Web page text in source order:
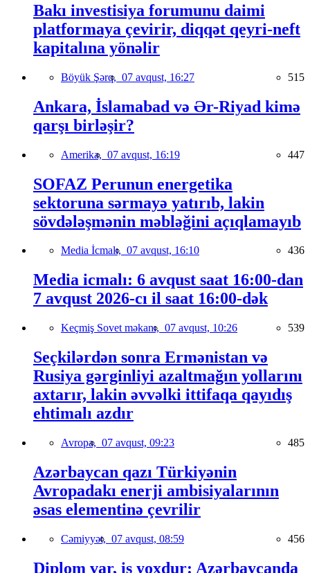
Bakı investisiya forumunu daimi
platformaya çevirir, diqqət qeyri-neft
kapitalına yönəlir
Böyük Şərq, 07 avqust, 16:27 515
Ankara, İslamabad və Ər-Riyad kimə
qarşı birləşir?
Amerika, 07 avqust, 16:19 447
SOFAZ Perunun energetika
sektoruna sərmayə yatırıb, lakin
sövdələşmənin məbləğini açıqlamayıb
Media İcmalı, 07 avqust, 16:10 436
Media icmalı: 6 avqust saat 16:00-dan
7 avqust 2026-cı il saat 16:00-dək
Keçmiş Sovet məkanı, 07 avqust, 10:26 539
Seçkilərdən sonra Ermənistan və
Rusiya gərginliyi azaltmağın yollarını
axtarır, lakin əvvəlki ittifaqa qayıdış
ehtimalı azdır
Avropa, 07 avqust, 09:23 485
Azərbaycan qazı Türkiyənin
Avropadakı enerji ambisiyalarının
əsas elementinə çevrilir
Cəmiyyət, 07 avqust, 08:59 456
Diplom var, iş yoxdur: Azərbaycanda